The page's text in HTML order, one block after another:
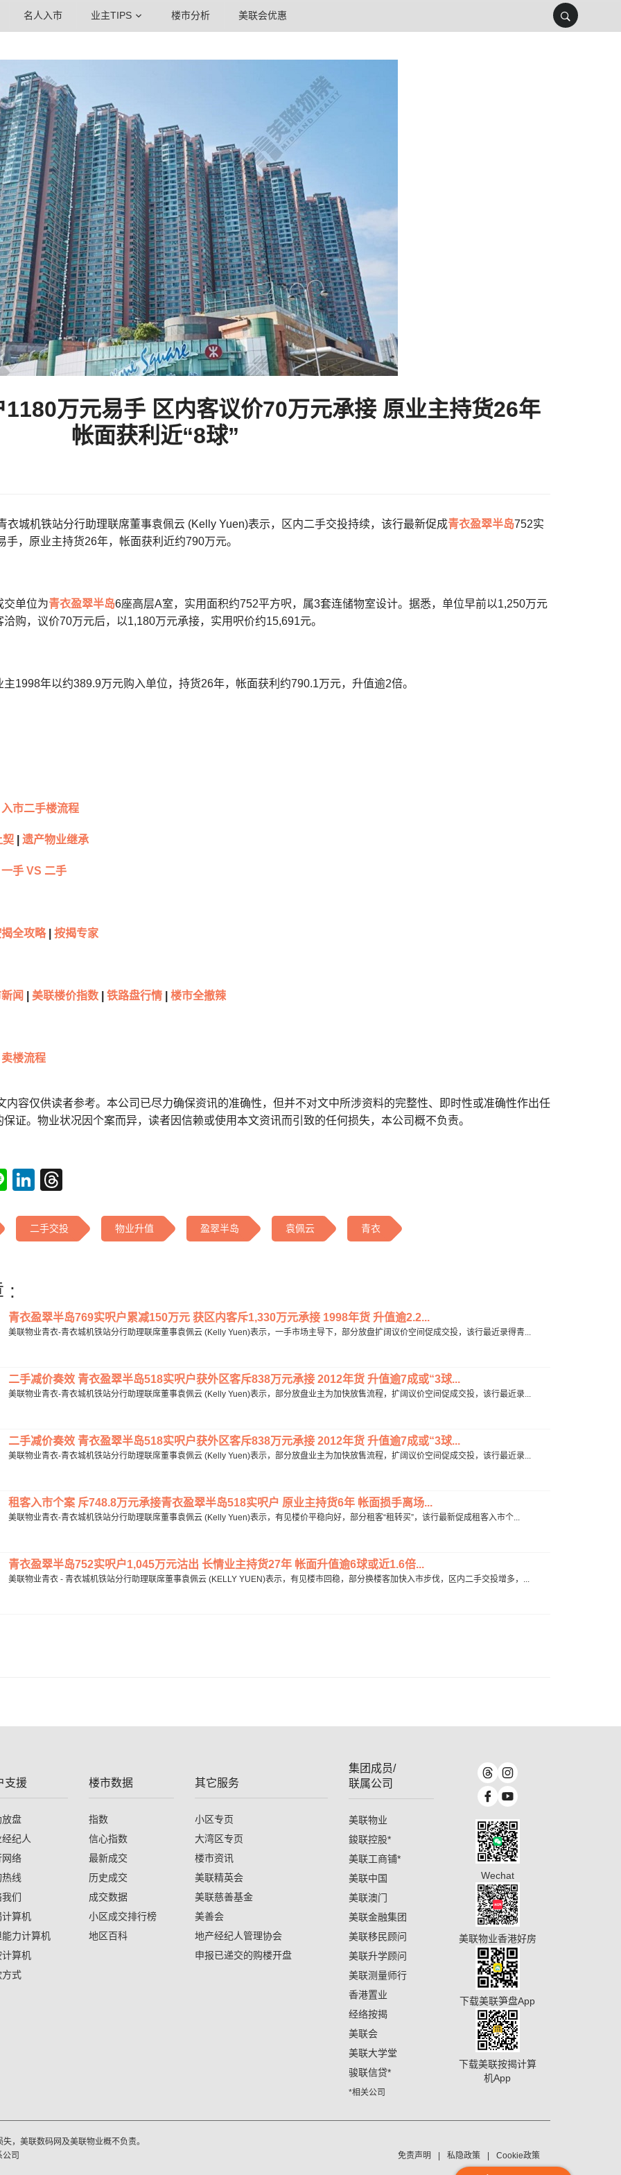
名人入市 业主TIPS 楼市分析 美联会优惠
万元易手 区内客议价70万元承接 原业主持货26年
帐面获利近“8球”
衣城机铁站分行助理联席董事袁佩云 (Kelly Yuen)表示，区内二手交投持续，该行最新促成青衣盈翠半岛752实
手，原业主持货26年，帐面获利近约790万元。
交单位为青衣盈翠半岛6座高层A室，实用面积约752平方呎，属3套连储物室设计。据悉，单位早前以1,250万元
购，议价70万元后，以1,180万元承接，实用呎价约15,691元。
1998年以约389.9万元购入单位，持货26年，帐面获利约790.1万元，升值逾2倍。
市二手楼流程
契 遗产物业继承
手 VS 二手
全攻略| 按揭专家
闻 美联楼价指数 铁路盘行情 楼市全撤辣
楼流程
内容仅供读者参考。本公司已尽力确保资讯的准确性，但并不对文中所涉资料的完整性、即时性或准确性作出任
证。物业状况因个案而异，读者因信赖或使用本文资讯而引致的任何损失，本公司概不负责。
LineLinkedIn
二手交投 物业升值 盈翠半岛 袁佩云 青衣
:
青衣盈翠半岛769实呎户累减150万元 获区内客斥1,330万元承接 1998年货 升值逾2.2...
美联物业青衣-青衣城机铁站分行助理联席董事袁佩云 (Kelly Yuen)表示，一手市场主导下，部分放盘扩阔议价空间促成交投，该行最近录得青...
二手减价奏效 青衣盈翠半岛518实呎户获外区客斥838万元承接 2012年货 升值逾7成或“3球...
美联物业青衣-青衣城机铁站分行助理联席董事袁佩云 (Kelly Yuen)表示，部分放盘业主为加快放售流程，扩阔议价空间促成交投，该行最近录...
二手减价奏效 青衣盈翠半岛518实呎户获外区客斥838万元承接 2012年货 升值逾7成或“3球...
美联物业青衣-青衣城机铁站分行助理联席董事袁佩云 (Kelly Yuen)表示，部分放盘业主为加快放售流程，扩阔议价空间促成交投，该行最近录...
租客入市个案 斥748.8万元承接青衣盈翠半岛518实呎户 原业主持货6年 帐面损手离场...
美联物业青衣-青衣城机铁站分行助理联席董事袁佩云 (Kelly Yuen)表示，有见楼价平稳向好，部分租客“租转买”，该行最新促成租客入市个...
青衣盈翠半岛752实呎户1,045万元沽出 长情业主持货27年 帐面升值逾6球或近1.6倍...
美联物业青衣 - 青衣城机铁站分行助理联席董事袁佩云 (KELLY YUEN)表示，有见楼市回稳，部分换楼客加快入市步伐，区内二手交投增多，...
支援
放盘
纪人
网络
线
们
计算机
能力计算机
计算机
方式
楼市数据
指数
信心指数
最新成交
历史成交
成交数据
小区成交排行榜
地区百科
其它服务
小区专页
大湾区专页
楼市资讯
美联精英会
美联慈善基金
美善会
地产经纪人管理协会
申报已递交的购楼开盘
集团成员/
联属公司
美联物业
鋑联控股*
美联工商铺*
美联中国
美联澳门
美联金融集团
美联移民顾问
美联升学顾问
美联测量师行
香港置业
经络按揭
美联会
美联大学堂
骏联信贷*
*相关公司
Wechat
美联物业香港好房
下载美联笋盘App
下载美联按揭计算
机App
，美联数码网及美联物业概不负责。
司
免责声明 私隐政策 Cookie政策